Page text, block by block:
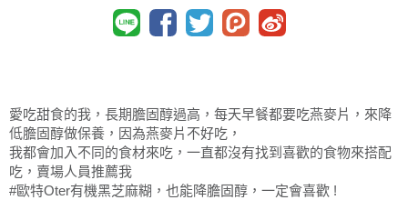
愛吃甜食的我，長期膽固醇過高，每天早餐都要吃燕麥片，來降
低膽固醇做保養，因為燕麥片不好吃，
我都會加入不同的食材來吃，一直都沒有找到喜歡的食物來搭配
吃，賣場人員推薦我
#歐特Oter有機黑芝麻糊，也能降膽固醇，一定會喜歡 !